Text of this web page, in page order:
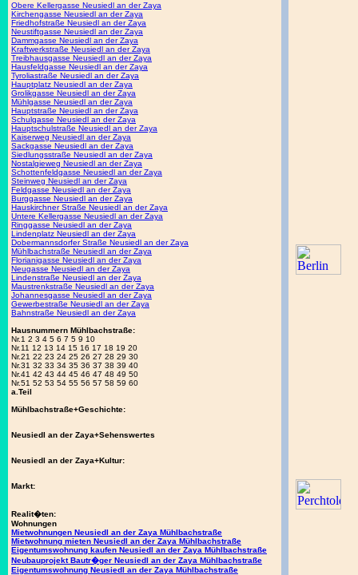
Obere Kellergasse Neusiedl an der Zaya
Kirchengasse Neusiedl an der Zaya
Friedhofstraße Neusiedl an der Zaya
Neustiftgasse Neusiedl an der Zaya
Dammgasse Neusiedl an der Zaya
Kraftwerkstraße Neusiedl an der Zaya
Treibhausgasse Neusiedl an der Zaya
Hausfeldgasse Neusiedl an der Zaya
Tyroliastraße Neusiedl an der Zaya
Hauptplatz Neusiedl an der Zaya
Grolikgasse Neusiedl an der Zaya
Mühlgasse Neusiedl an der Zaya
Hauptstraße Neusiedl an der Zaya
Schulgasse Neusiedl an der Zaya
Hauptschulstraße Neusiedl an der Zaya
Kaiserweg Neusiedl an der Zaya
Sackgasse Neusiedl an der Zaya
Siedlungsstraße Neusiedl an der Zaya
Nostalgieweg Neusiedl an der Zaya
Schottenfeldgasse Neusiedl an der Zaya
Steinweg Neusiedl an der Zaya
Feldgasse Neusiedl an der Zaya
Burggasse Neusiedl an der Zaya
Hauskirchner Straße Neusiedl an der Zaya
Untere Kellergasse Neusiedl an der Zaya
Ringgasse Neusiedl an der Zaya
Lindenplatz Neusiedl an der Zaya
Dobermannsdorfer Straße Neusiedl an der Zaya
Mühlbachstraße Neusiedl an der Zaya
Florianigasse Neusiedl an der Zaya
Neugasse Neusiedl an der Zaya
Lindenstraße Neusiedl an der Zaya
Maustrenkstraße Neusiedl an der Zaya
Johannesgasse Neusiedl an der Zaya
Gewerbestraße Neusiedl an der Zaya
Bahnstraße Neusiedl an der Zaya
Hausnummern Mühlbachstraße:
Nr.1 2 3 4 5 6 7 5 9 10
Nr.11 12 13 14 15 16 17 18 19 20
Nr.21 22 23 24 25 26 27 28 29 30
Nr.31 32 33 34 35 36 37 38 39 40
Nr.41 42 43 44 45 46 47 48 49 50
Nr.51 52 53 54 55 56 57 58 59 60
a.Teil
Mühlbachstraße+Geschichte:
Neusiedl an der Zaya+Sehenswertes
Neusiedl an der Zaya+Kultur:
Markt:
Realit�ten:
Wohnungen
Mietwohnungen Neusiedl an der Zaya Mühlbachstraße
Mietwohnung mieten Neusiedl an der Zaya Mühlbachstraße
Eigentumswohnung kaufen Neusiedl an der Zaya Mühlbachstraße
Neubauprojekt Bautr�ger Neusiedl an der Zaya Mühlbachstraße
Eigentumswohnung Neusiedl an der Zaya Mühlbachstraße